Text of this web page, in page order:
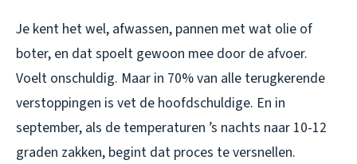
Je kent het wel, afwassen, pannen met wat olie of
boter, en dat spoelt gewoon mee door de afvoer.
Voelt onschuldig. Maar in 70% van alle terugkerende
verstoppingen is vet de hoofdschuldige. En in
september, als de temperaturen ’s nachts naar 10-12
graden zakken, begint dat proces te versnellen.